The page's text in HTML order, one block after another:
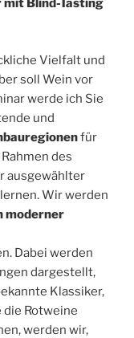
mit Blind-Tasting
Vielfalt und
soll Wein vor
werde ich Sie
und
für
des
ausgewählter
Wir werden
moderner
Dabei werden
dargestellt,
Klassiker,
die Rotweine
werden wir,